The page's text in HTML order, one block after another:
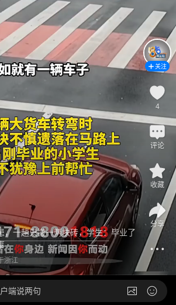
，一趟只搬一两块砖，学生：毕业了
浙江
关注
4
评论
收藏
分享
端说两句